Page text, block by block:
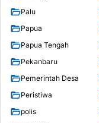
Palu
Papua
Papua Tengah
Pekanbaru
Pemerintah Desa
Peristiwa
polis